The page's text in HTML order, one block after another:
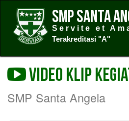
SMP Santa
Servite et
Terakreditasi "A"
Video Klip
SMP Santa Angela